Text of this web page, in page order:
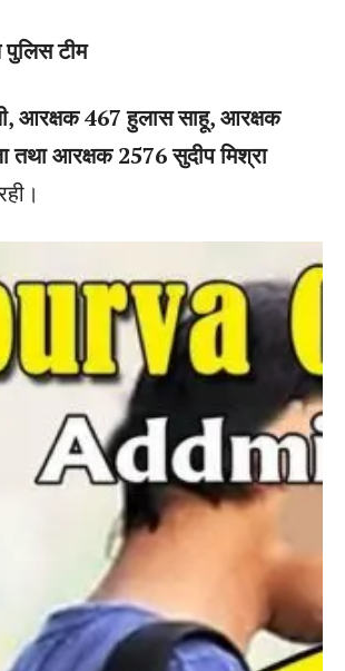
पुलिस टीम
आरक्षक 467 हुलास साहू, आरक्षक
तथा आरक्षक 2576 सुदीप मिश्रा